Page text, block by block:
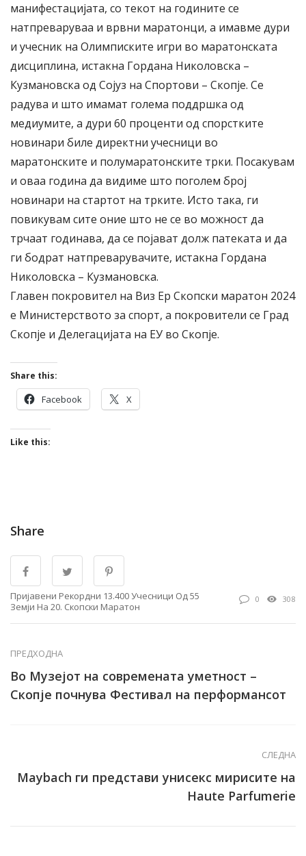
манифестацијата, со текот на годините се
натпреваруваа и врвни маратонци, а имавме дури
и учесник на Олимписките игри во маратонската
дисциплина, истакна Гордана Николовска –
Кузмановска од Сојуз на Спортови – Скопје. Се
радува и што имамат голема поддршка од
медиумите, а дури 60 проценти од спорстките
новинари биле директни учесници во
маратонските и полумаратонските трки. Посакувам
и оваа година да видиме што поголем број
новинари на стартот на трките. Исто така, ги
повикувам сите оние што не се во можност да
трчаат годинава, да се појават долж патеката и да
ги бодрат натпреварувачите, истакна Гордана
Николовска – Кузмановска.
Главен покровител на Виз Ер Скопски маратон 2024
е Министерството за спорт, а покровители се Град
Скопје и Делегацијата на ЕУ во Скопје.
Share this:
Facebook X
Like this:
Share
Пријавени Рекордни 13.400 Учесници Од 55
Земји На 20. Скопски Маратон
0 308
ПРЕДХОДНА
Во Музејот на современата уметност –
Скопје почнува Фестивал на перформансот
СЛЕДНА
Maybach ги представи унисекс мирисите на
Haute Parfumerie